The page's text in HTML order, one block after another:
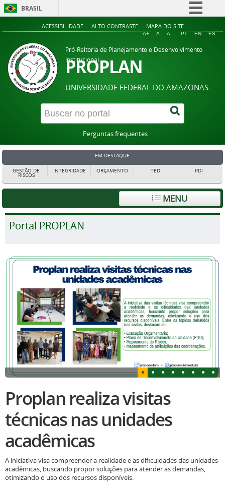
BRASIL
Simplifique!
Acesso à informação
Legislação
Canais
ACESSIBILIDADE ALTO CONTRASTE MAPA DO SITE
A+ A A- PT EN ES
Pró-Reitoria de Planejamento e Desenvolvimento
Institucional
PROPLAN
UNIVERSIDADE FEDERAL DO AMAZONAS
Perguntas frequentes
EM DESTAQUE
GESTÃO DE
RISCOS
INTEGRIDADE ORÇAMENTO TED PDI
MENU
Portal PROPLAN
Proplan realiza visitas
técnicas nas unidades
acadêmicas
A iniciativa visa compreender a realidade e as dificuldades das unidades
acadêmicas, buscando propor soluções para atender as demandas,
otimizando o uso dos recursos disponíveis.